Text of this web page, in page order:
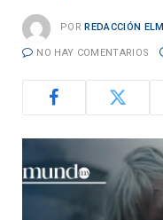
POR REDACCIÓN
NO HAY COMENTARIOS